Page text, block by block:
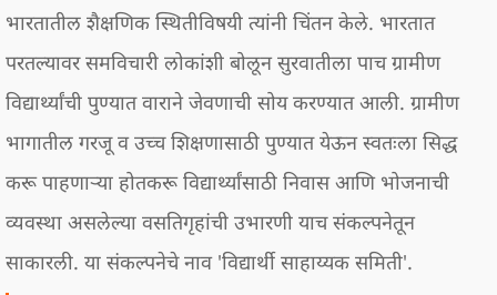
भारतातील शैक्षणिक स्थितीविषयी त्यांनी चिंतन केले. भारतात
परतल्यावर समविचारी लोकांशी बोलून सुरवातीला पाच ग्रामीण
विद्यार्थ्यांची पुण्यात वाराने जेवणाची सोय करण्यात आली. ग्रामीण
भागातील गरजू व उच्च शिक्षणासाठी पुण्यात येऊन स्वतःला सिद्ध
करू पाहणाऱ्या होतकरू विद्यार्थ्यांसाठी निवास आणि भोजनाची
व्यवस्था असलेल्या वसतिगृहांची उभारणी याच संकल्पनेतून
साकारली. या संकल्पनेचे नाव 'विद्यार्थी साहाय्यक समिती'.